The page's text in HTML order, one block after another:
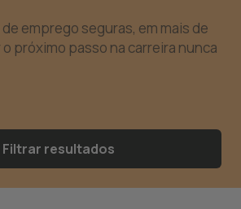
emprego seguras, em mais de
próximo passo na carreira nunca
Filtrar resultados